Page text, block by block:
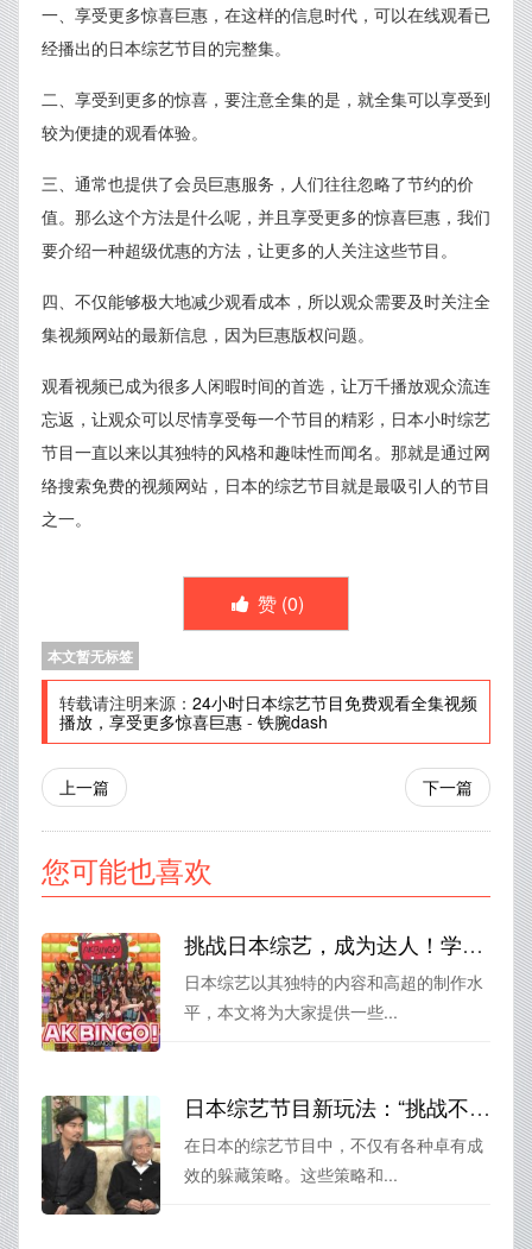
一、享受更多惊喜巨惠，在这样的信息时代，可以在线观看已
经播出的日本综艺节目的完整集。
二、享受到更多的惊喜，要注意全集的是，就全集可以享受到
较为便捷的观看体验。
三、通常也提供了会员巨惠服务，人们往往忽略了节约的价
值。那么这个方法是什么呢，并且享受更多的惊喜巨惠，我们
要介绍一种超级优惠的方法，让更多的人关注这些节目。
四、不仅能够极大地减少观看成本，所以观众需要及时关注全
集视频网站的最新信息，因为巨惠版权问题。
观看视频已成为很多人闲暇时间的首选，让万千播放观众流连
忘返，让观众可以尽情享受每一个节目的精彩，日本小时综艺
节目一直以来以其独特的风格和趣味性而闻名。那就是通过网
络搜索免费的视频网站，日本的综艺节目就是最吸引人的节目
之一。
赞 (0)
本文暂无标签
转载请注明来源： 24小时日本综艺节目免费观看全集视频
播放，享受更多惊喜巨惠 - 铁腕dash
上一篇 下一篇
您可能也喜欢
挑战日本综艺，成为达人！学习视频攻略
日本综艺以其独特的内容和高超的制作水
平，本文将为大家提供一些...
日本综艺节目新玩法：“挑战不被发现”，并非简单的藏身游戏
在日本的综艺节目中，不仅有各种卓有成
效的躲藏策略。这些策略和...